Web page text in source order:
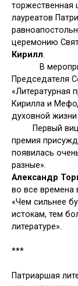
торжественная
лауреатов
церемонию
Кирилл.
В
Председателя
«Литературная
Кирилла и
духовной
Первый вице-
премия
появилась
разные».
Александр
во все
«Чем сильнее
истокам, тем
литературе».
***
Патриаршая